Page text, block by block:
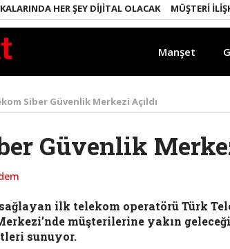
HER ŞEY DIJITAL OLACAK MÜŞTERI
Manşet
Siber Güvenlik Merkezi Açıldı
Güvenlik
ilk telekom operatörü Türk
müşterilerine yakın
sunuyor.